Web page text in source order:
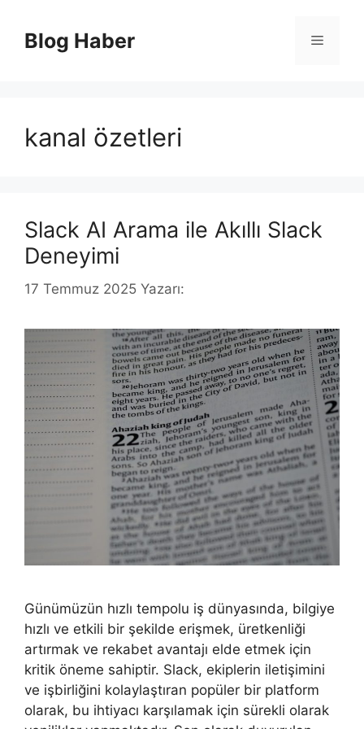
Blog Haber Menü
kanal özetleri
Slack AI Arama ile Akıllı Slack
Deneyimi
17 Temmuz 2025 Yazarı:
Günümüzün hızlı tempolu iş dünyasında, bilgiye
hızlı ve etkili bir şekilde erişmek, üretkenliği
artırmak ve rekabet avantajı elde etmek için
kritik öneme sahiptir. Slack, ekiplerin iletişimini
ve işbirliğini kolaylaştıran popüler bir platform
olarak, bu ihtiyacı karşılamak için sürekli olarak